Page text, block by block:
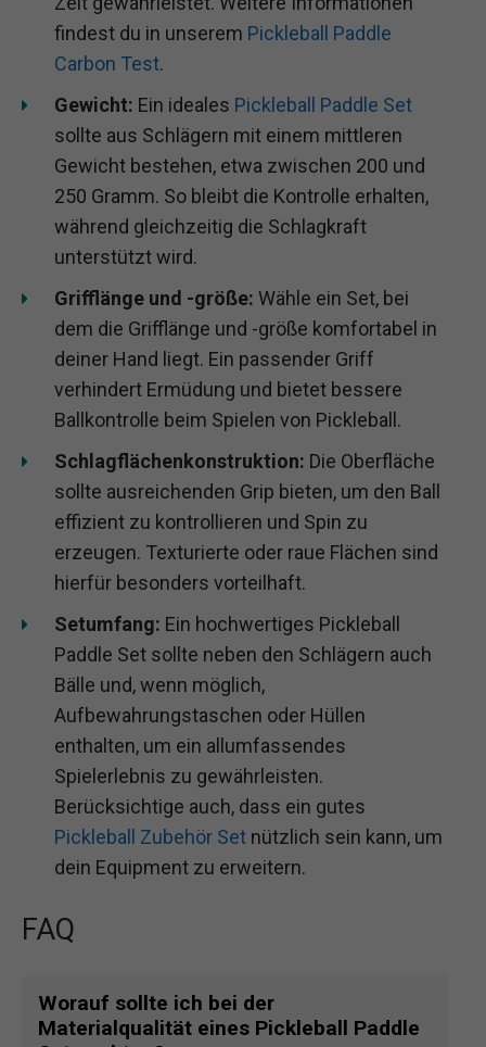
findest du in unserem Pickleball Paddle
Carbon Test.
Gewicht: Ein ideales Pickleball Paddle Set
sollte aus Schlägern mit einem mittleren
Gewicht bestehen, etwa zwischen 200 und
250 Gramm. So bleibt die Kontrolle erhalten,
während gleichzeitig die Schlagkraft
unterstützt wird.
Grifflänge und -größe: Wähle ein Set, bei
dem die Grifflänge und -größe komfortabel in
deiner Hand liegt. Ein passender Griff
verhindert Ermüdung und bietet bessere
Ballkontrolle beim Spielen von Pickleball.
Schlagflächenkonstruktion: Die Oberfläche
sollte ausreichenden Grip bieten, um den Ball
effizient zu kontrollieren und Spin zu
erzeugen. Texturierte oder raue Flächen sind
hierfür besonders vorteilhaft.
Setumfang: Ein hochwertiges Pickleball
Paddle Set sollte neben den Schlägern auch
Bälle und, wenn möglich,
Aufbewahrungstaschen oder Hüllen
enthalten, um ein allumfassendes
Spielerlebnis zu gewährleisten.
Berücksichtige auch, dass ein gutes
Pickleball Zubehör Set nützlich sein kann, um
dein Equipment zu erweitern.
FAQ
Worauf sollte ich bei der
Materialqualität eines Pickleball Paddle